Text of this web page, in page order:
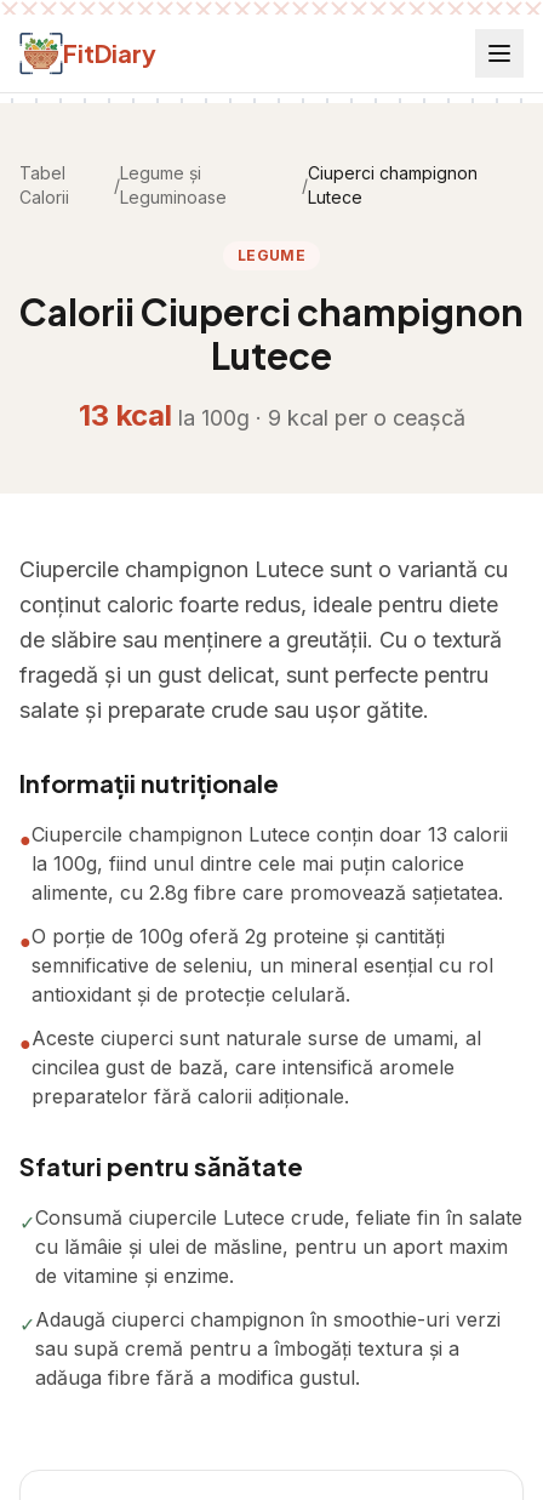
Salt la conținut
FitDiary
Tabel
Calorii
/
Legume și
Leguminoase
/
Ciuperci champignon
Lutece
LEGUME
Calorii Ciuperci champignon
Lutece
13 kcal la 100g · 9 kcal per o ceașcă
Ciupercile champignon Lutece sunt o variantă cu
conținut caloric foarte redus, ideale pentru diete
de slăbire sau menținere a greutății. Cu o textură
fragedă și un gust delicat, sunt perfecte pentru
salate și preparate crude sau ușor gătite.
Informații nutriționale
●Ciupercile champignon Lutece conțin doar 13 calorii
la 100g, fiind unul dintre cele mai puțin calorice
alimente, cu 2.8g fibre care promovează sațietatea.
●O porție de 100g oferă 2g proteine și cantități
semnificative de seleniu, un mineral esențial cu rol
antioxidant și de protecție celulară.
●Aceste ciuperci sunt naturale surse de umami, al
cincilea gust de bază, care intensifică aromele
preparatelor fără calorii adiționale.
Sfaturi pentru sănătate
✓Consumă ciupercile Lutece crude, feliate fin în salate
cu lămâie și ulei de măsline, pentru un aport maxim
de vitamine și enzime.
✓Adaugă ciuperci champignon în smoothie-uri verzi
sau supă cremă pentru a îmbogăți textura și a
adăuga fibre fără a modifica gustul.